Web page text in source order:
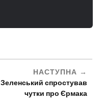
НАСТУПНА
Зеленський спростував
чутки про Єрмака